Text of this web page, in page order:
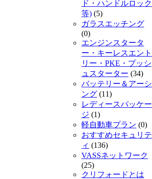
ド・ハンドルロック
等) (5)
ガラスエッチング
(0)
エンジンスタータ
ー・キーレスエント
リー・PKE・プッシ
ュスターター (34)
バッテリー＆アーシ
ング (11)
レディースパッケー
ジ (1)
軽自動車プラン (0)
おすすめセキュリテ
ィ (136)
VASSネットワーク
(25)
クリフォードとは